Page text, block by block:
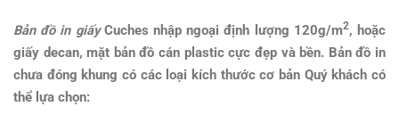
Bản đồ in giấyCuches nhập ngoại định l ượng 120g/m2, hoặc
giấy decan, mặt bản đồ cán plastic cực đẹp và bền. Bản đồ in
chưa đóng khung có các loại kích thước cơ bản Quý khách có
thể lựa chọn: